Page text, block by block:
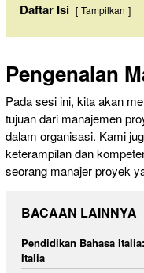
Daftar Isi Tampilkan
Pengenalan
Pada sesi ini, kita akan
tujuan dari manajemen
dalam organisasi. Kami
keterampilan dan
seorang manajer proyek
BACAAN LAINNYA
Pendidikan Bahasa
Italia